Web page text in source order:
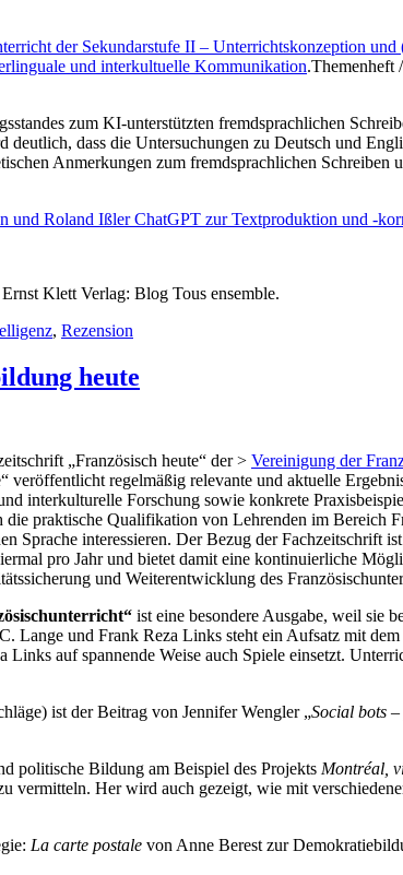
der Sekundarstufe II – Unterrichtskonzeption
und interkultuelle Kommunikation.Themenheft
zum KI-unterstützten fremdsprachlichen
dass die Untersuchungen zu Deutsch und
Anmerkungen zum fremdsprachlichen
Roland Ißler ChatGPT zur Textproduktion und -
Klett Verlag: Blog Tous ensemble.
, Rezension
heute
„Französisch heute“ der > Vereinigung der
veröffentlicht regelmäßig relevante und aktuelle
interkulturelle Forschung sowie konkrete
die praktische Qualifikation von Lehrenden im
Sprache interessieren. Der Bezug der
pro Jahr und bietet damit eine kontinuierliche
und Weiterentwicklung des
ist eine besondere Ausgabe, weil sie
Lange und Frank Reza Links steht ein Aufsatz mit
auf spannende Weise auch Spiele einsetzt.
ist der Beitrag von Jennifer Wengler „Social bots
politische Bildung am Beispiel des Projekts Montréal,
vermitteln. Her wird auch gezeigt, wie mit
La carte postale von Anne Berest zur